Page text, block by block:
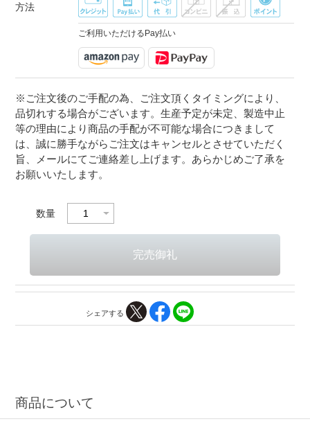
方法
ご利用いただけるPay払い
※ご注文後のご手配の為、ご注文頂くタイミングにより、
品切れする場合がございます。生産予定が未定、製造中止
等の理由により商品の手配が不可能な場合につきまして
は、誠に勝手ながらご注文はキャンセルとさせていただく
旨、メールにてご連絡差し上げます。あらかじめご了承を
お願いいたします。
数量
シェアする
商品について